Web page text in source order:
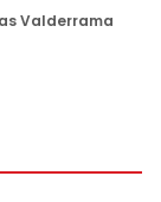
Valderrama